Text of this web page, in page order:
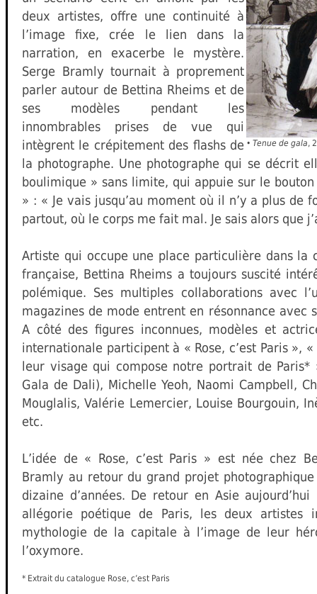
• Tenue de gala,
deux artistes, offre une continuité à
l’image fixe, crée le lien dans la
narration, en exacerbe le mystère.
Serge Bramly tournait à proprement
parler autour de Bettina Rheims et de
ses modèles pendant les
innombrables prises de vue qui
intègrent le crépitement des flashs de
la photographe. Une photographe qui se décrit
boulimique » sans limite, qui appuie sur le bouton
» : « Je vais jusqu’au moment où il n’y a plus de
partout, où le corps me fait mal. Je sais alors que
Artiste qui occupe une place particulière dans la
française, Bettina Rheims a toujours suscité
polémique. Ses multiples collaborations avec
magazines de mode entrent en résonnance avec
A côté des figures inconnues, modèles et
internationale participent à « Rose, c’est Paris »,
leur visage qui compose notre portrait de Paris*
Gala de Dali), Michelle Yeoh, Naomi Campbell,
Mouglalis, Valérie Lemercier, Louise Bourgouin,
etc.
L’idée de « Rose, c’est Paris » est née chez
Bramly au retour du grand projet
dizaine d’années. De retour en Asie
allégorie poétique de Paris, les deux artistes
mythologie de la capitale à l’image de leur
l’oxymore.
* Extrait du catalogue Rose, c’est Paris